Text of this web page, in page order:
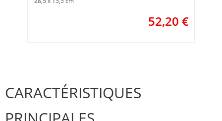
52,20 €
CARACTÉRISTIQUES